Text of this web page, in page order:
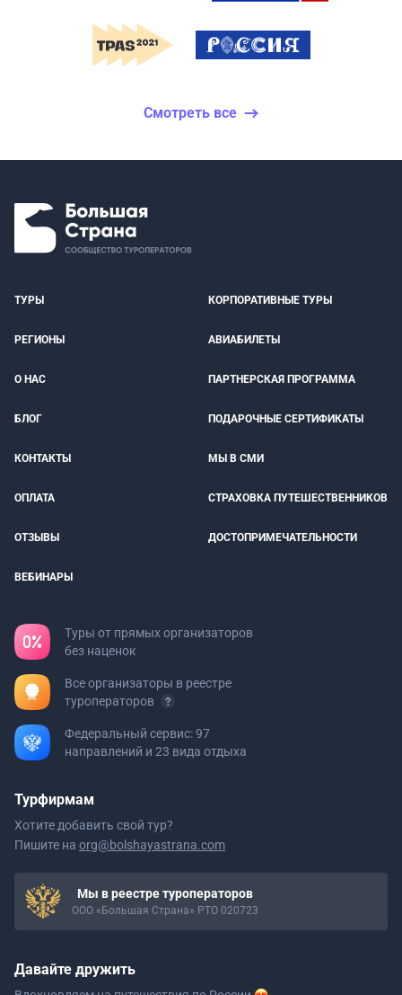
Смотреть все
ТУРЫ КОРПОРАТИВНЫЕ ТУРЫ
РЕГИОНЫ АВИАБИЛЕТЫ
О НАС ПАРТНЕРСКАЯ ПРОГРАММА
БЛОГ ПОДАРОЧНЫЕ СЕРТИФИКАТЫ
КОНТАКТЫ МЫ В СМИ
ОПЛАТА СТРАХОВКА ПУТЕШЕСТВЕННИКОВ
ОТЗЫВЫ ДОСТОПРИМЕЧАТЕЛЬНОСТИ
ВЕБИНАРЫ
Туры от прямых организаторов
без наценок
Все организаторы в реестре
туроператоров
Федеральный сервис: 97
направлений и 23 вида отдыха
Турфирмам
Хотите добавить свой тур?
Пишите на org@bolshayastrana.com
Мы в реестре туроператоров
ООО «Большая Страна» РТО 020723
Давайте дружить